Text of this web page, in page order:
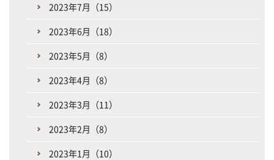
2023年7月（15）
2023年6月（18）
2023年5月（8）
2023年4月（8）
2023年3月（11）
2023年2月（8）
2023年1月（10）